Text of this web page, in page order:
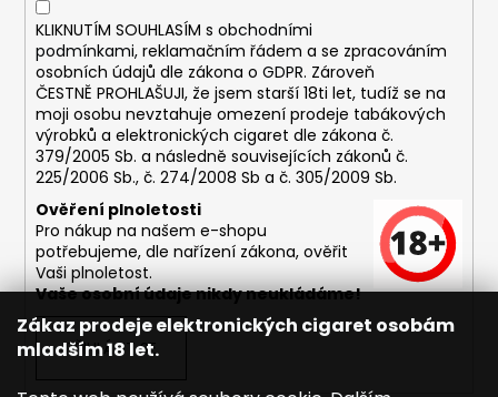
Zákaz prodeje elektronických cigaret osobám
mladším 18 let.
KLIKNUTÍM SOUHLASÍM s obchodními
podmínkami, reklamačním řádem a se zpracováním
osobních údajů dle zákona o GDPR. Zároveň
ČESTNĚ PROHLAŠUJI, že jsem starší 18ti let, tudíž se na
moji osobu nevztahuje omezení prodeje tabákových
výrobků a elektronických cigaret dle zákona č.
379/2005 Sb. a následně souvisejících zákonů č.
225/2006 Sb., č. 274/2008 Sb a č. 305/2009 Sb.
Ověření plnoletosti
Pro nákup na našem e-shopu
potřebujeme, dle nařízení zákona, ověřit
Vaši plnoletost.
Vaše osobní údaje nikdy neukládáme!
PŘIHLÁSIT SE